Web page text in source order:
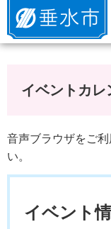
垂水市
イベントカレ
音声ブラウザをご利
い。
イベント